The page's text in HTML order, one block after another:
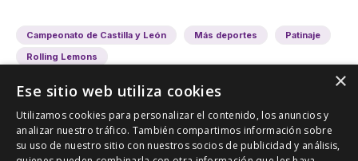
Campeonato de Castilla y León Más deportes
Patinaje
Rolling Lemons
×
Ese sitio web utiliza cookies
Utilizamos cookies para personalizar el contenido, los anuncios y
analizar nuestro tráfico. También compartimos información sobre
su uso de nuestro sitio con nuestros socios de publicidad y análisis,